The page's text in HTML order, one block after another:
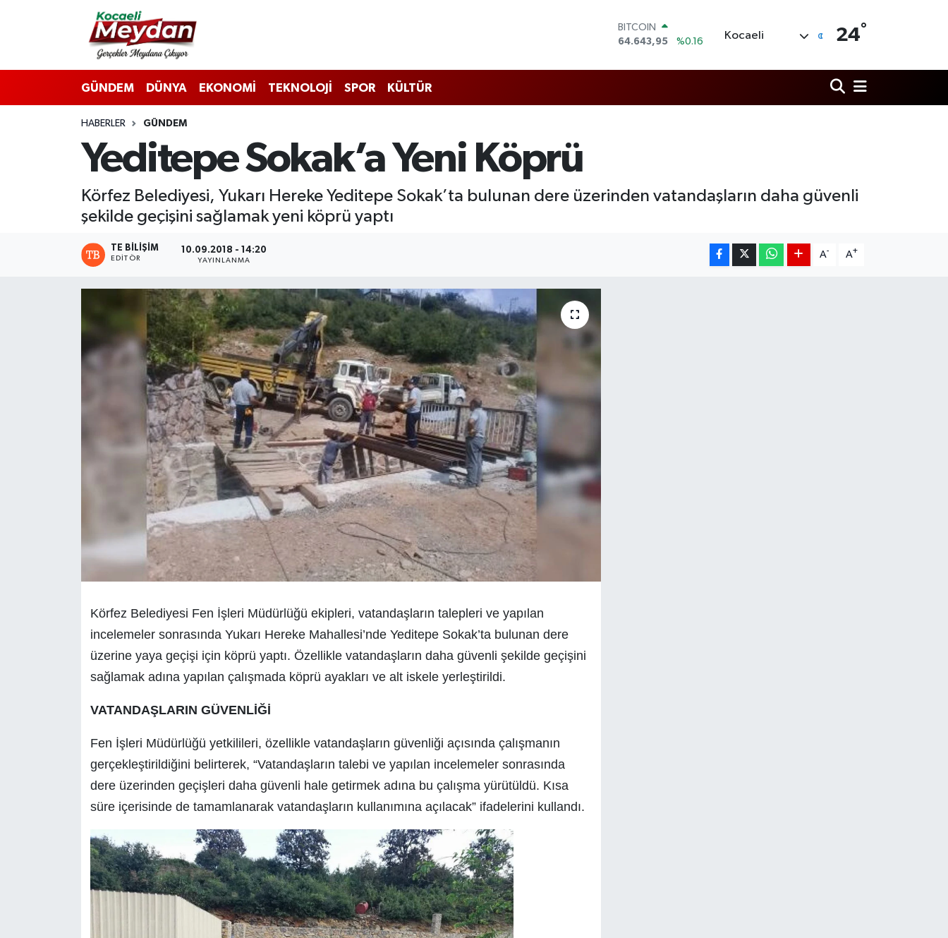
DOLAR
47,6704
%0
Kocaeli 24°
GÜNDEM DÜNYA EKONOMİ TEKNOLOJİ SPOR KÜLTÜR
HABERLER GÜNDEM
Yeditepe Sokak’a Yeni Köprü
Körfez Belediyesi, Yukarı Hereke Yeditepe Sokak’ta bulunan dere üzerinden vatandaşların daha güvenli
şekilde geçişini sağlamak yeni köprü yaptı
TE BILIŞIM
EDITÖR
10.09.2018 - 14:20
YAYINLANMA
A- A+
Körfez Belediyesi Fen İşleri Müdürlüğü ekipleri, vatandaşların talepleri ve yapılan
incelemeler sonrasında Yukarı Hereke Mahallesi’nde Yeditepe Sokak’ta bulunan dere
üzerine yaya geçişi için köprü yaptı. Özellikle vatandaşların daha güvenli şekilde geçişini
sağlamak adına yapılan çalışmada köprü ayakları ve alt iskele yerleştirildi.
VATANDAŞLARIN GÜVENLİĞİ
Fen İşleri Müdürlüğü yetkilileri, özellikle vatandaşların güvenliği açısında çalışmanın
gerçekleştirildiğini belirterek, “Vatandaşların talebi ve yapılan incelemeler sonrasında
dere üzerinden geçişleri daha güvenli hale getirmek adına bu çalışma yürütüldü. Kısa
süre içerisinde de tamamlanarak vatandaşların kullanımına açılacak” ifadelerini kullandı.
Nöbetçi Eczaneler
Hava Durumu
Trafik Durumu
Süper Lig Puan Durumu ve Fikstür
Tüm Manşetler
Haber Arşivi